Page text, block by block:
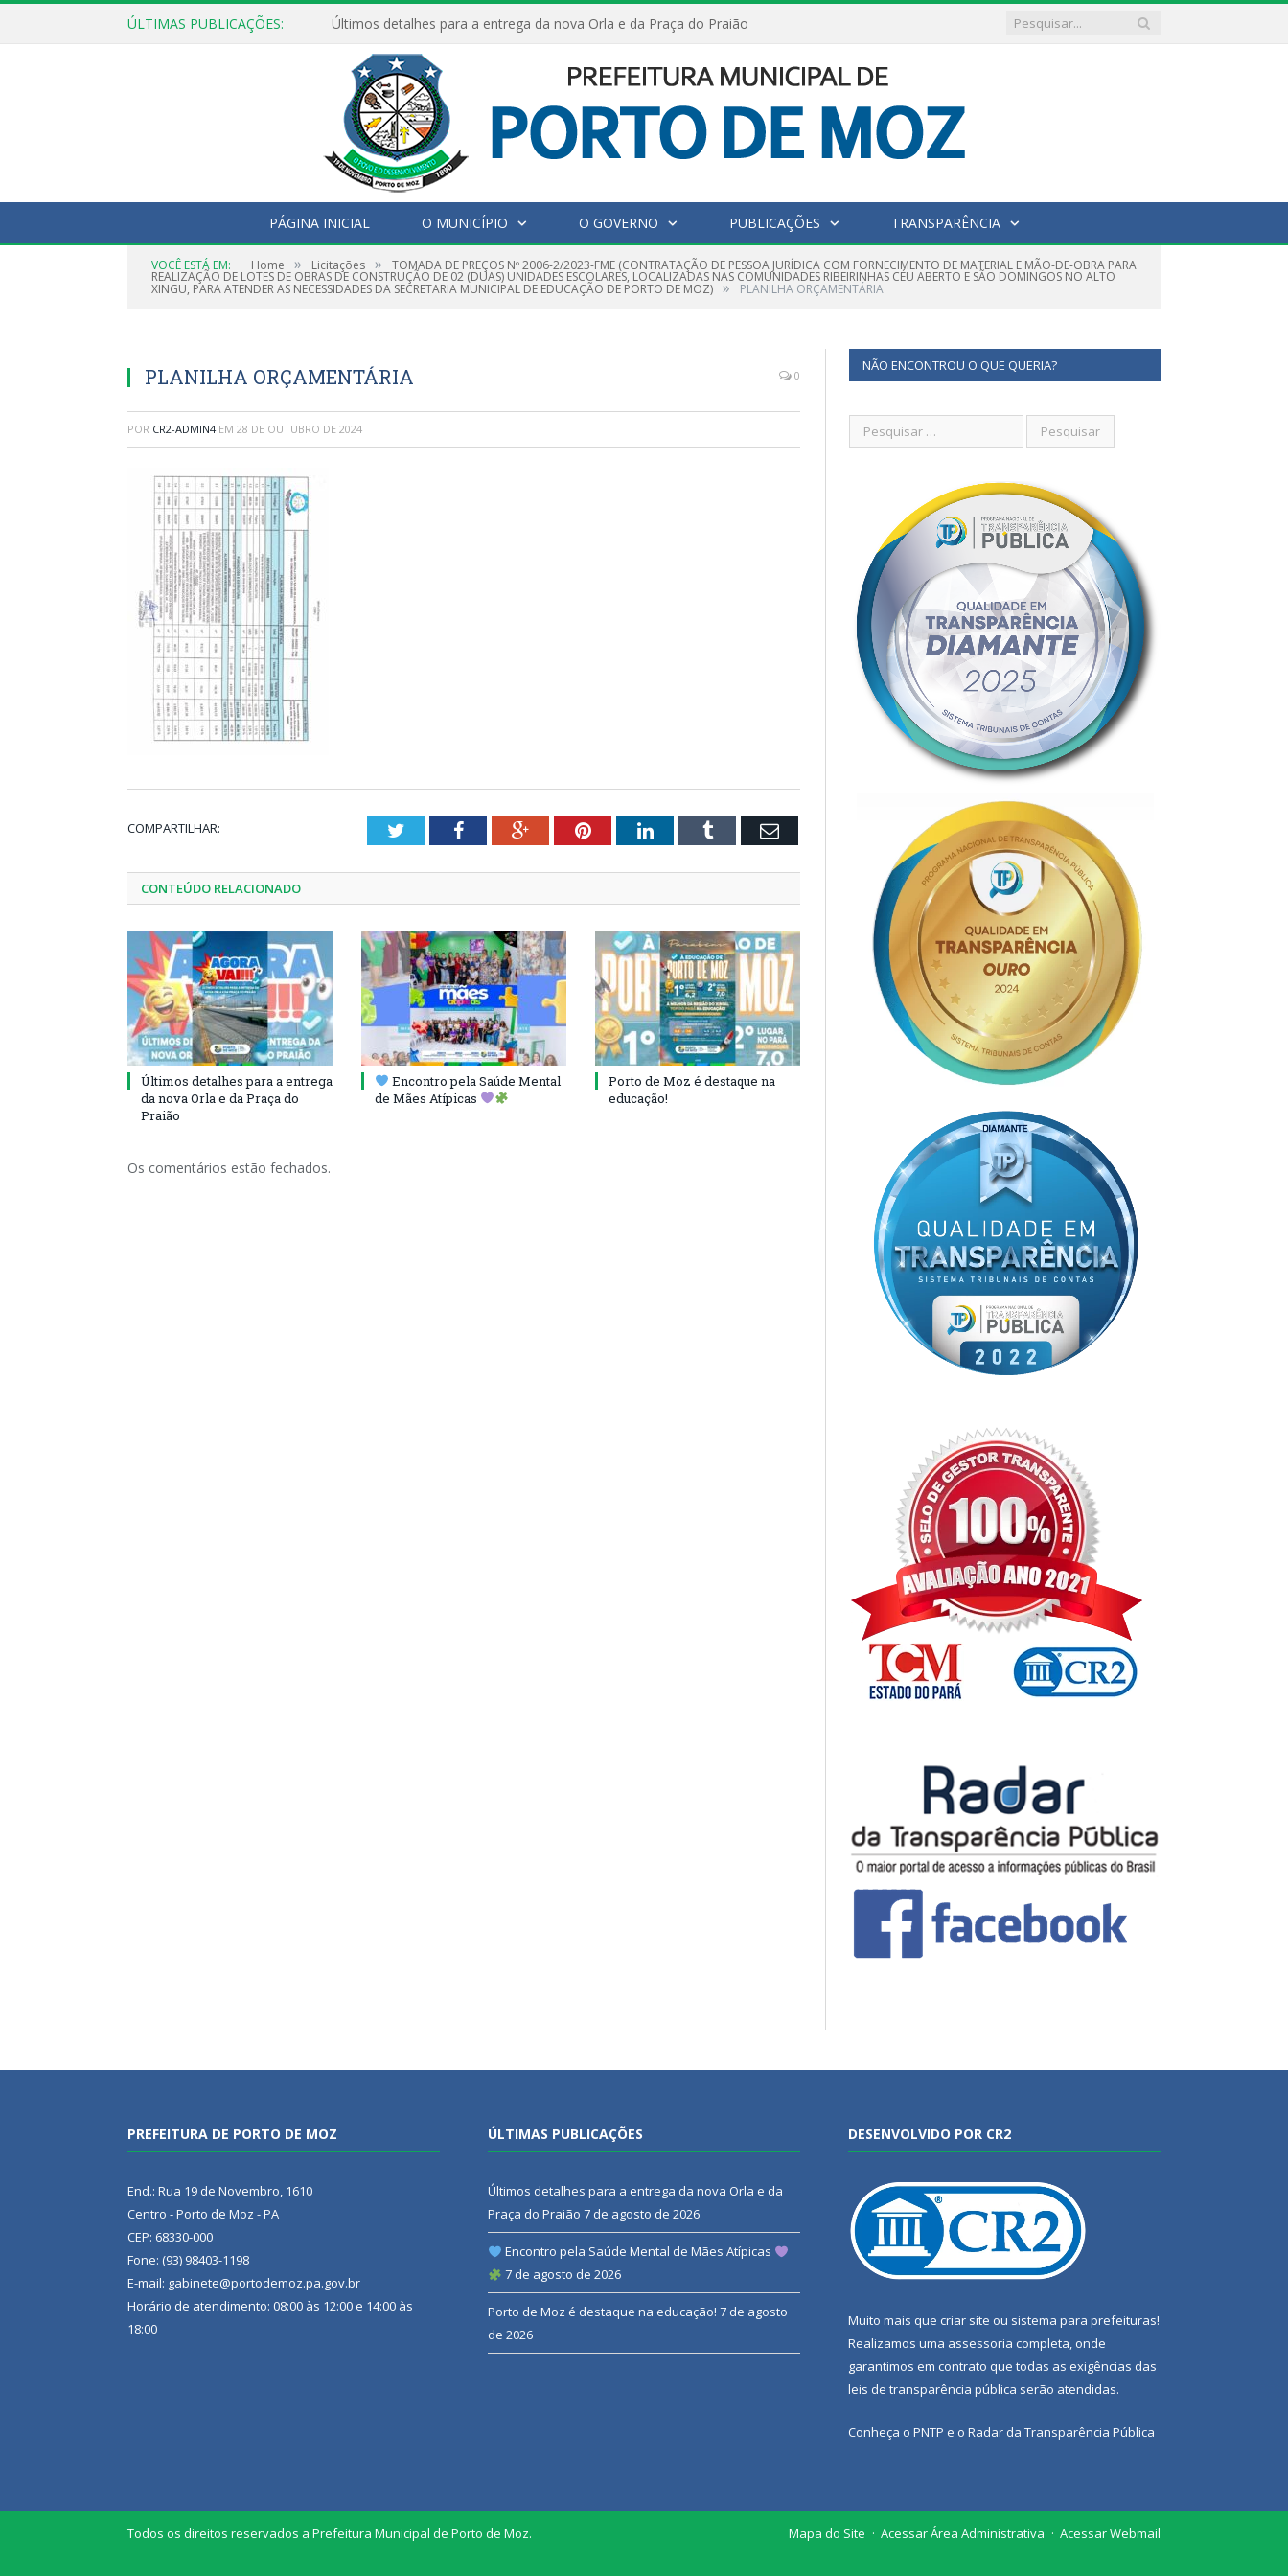
ÚLTIMAS PUBLICAÇÕES: Últimos detalhes para a entrega da nova Orla e da Praça do Praião
PÁGINA INICIAL O MUNICÍPIO O GOVERNO PUBLICAÇÕES TRANSPARÊNCIA
VOCÊ ESTÁ EM: Home » Licitações » TOMADA DE PREÇOS Nº 2006-2/2023-FME (CONTRATAÇÃO DE PESSOA JURÍDICA COM FORNECIMENTO DE MATERIAL E MÃO-DE-OBRA PARA
REALIZAÇÃO DE LOTES DE OBRAS DE CONSTRUÇÃO DE 02 (DUAS) UNIDADES ESCOLARES, LOCALIZADAS NAS COMUNIDADES RIBEIRINHAS CÉU ABERTO E SÃO DOMINGOS NO ALTO
XINGU, PARA ATENDER AS NECESSIDADES DA SECRETARIA MUNICIPAL DE EDUCAÇÃO DE PORTO DE MOZ) » PLANILHA ORÇAMENTÁRIA
PLANILHA ORÇAMENTÁRIA 0
POR CR2-ADMIN4 EM 28 DE OUTUBRO DE 2024
COMPARTILHAR: TwitterFacebookGoogle+PinterestLinkedInTumblr Email
CONTEÚDO RELACIONADO
Últimos detalhes para a entrega
da nova Orla e da Praça do
Praião
Encontro pela Saúde Mental
de Mães Atípicas
Porto de Moz é destaque na
educação!
Os comentários estão fechados.
NÃO ENCONTROU O QUE QUERIA?
PREFEITURA DE PORTO DE MOZ
End.: Rua 19 de Novembro, 1610
Centro - Porto de Moz - PA
CEP: 68330-000
Fone: (93) 98403-1198
E-mail: gabinete@portodemoz.pa.gov.br
Horário de atendimento: 08:00 às 12:00 e 14:00 às
18:00
ÚLTIMAS PUBLICAÇÕES
Últimos detalhes para a entrega da nova Orla e da
Praça do Praião 7 de agosto de 2026
Encontro pela Saúde Mental de Mães Atípicas
7 de agosto de 2026
Porto de Moz é destaque na educação! 7 de agosto
de 2026
DESENVOLVIDO POR CR2
Muito mais que criar site ou sistema para prefeituras!
Realizamos uma assessoria completa, onde
garantimos em contrato que todas as exigências das
leis de transparência pública serão atendidas.
Conheça o PNTP e o Radar da Transparência Pública
Todos os direitos reservados a Prefeitura Municipal de Porto de Moz. Mapa do Site Acessar Área Administrativa Acessar Webmail